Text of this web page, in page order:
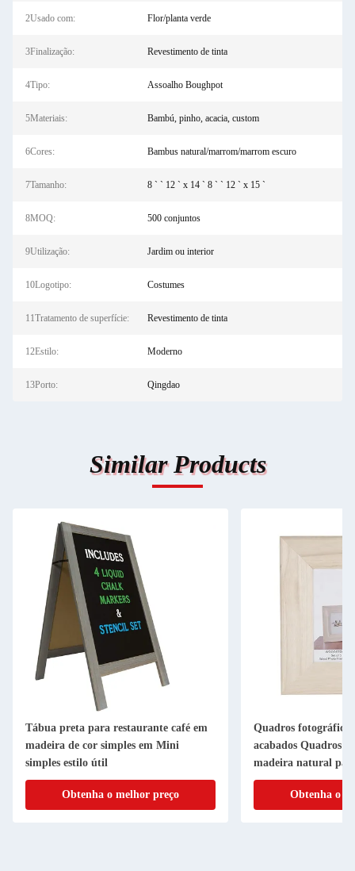
2Usado com: Flor/planta verde
3Finalização: Revestimento de tinta
4Tipo: Assoalho Boughpot
5Materiais: Bambú, pinho, acacia, custom
6Cores: Bambus natural/marrom/marrom escuro
7Tamanho: 8 ` ` 12 ` x 14 ` 8 ` ` 12 ` x 15 `
8MOQ: 500 conjuntos
9Utilização: Jardim ou interior
10Logotipo: Costumes
11Tratamento de superfície: Revestimento de tinta
12Estilo: Moderno
13Porto: Qingdao
Similar Products
para restaurante café em
simples em Mini
útil
o melhor preço
Quadros fotográficos de madeira não
acabados Quadros fotográficos de
madeira natural para decoração
residencial
Obtenha o melhor preço